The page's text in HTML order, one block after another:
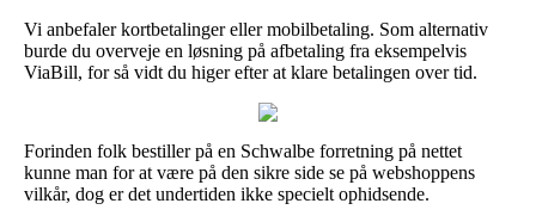
Vi anbefaler kortbetalinger eller mobilbetaling. Som alternativ
burde du overveje en løsning på afbetaling fra eksempelvis
ViaBill, for så vidt du higer efter at klare betalingen over tid.
Forinden folk bestiller på en Schwalbe forretning på nettet
kunne man for at være på den sikre side se på webshoppens
vilkår, dog er det undertiden ikke specielt ophidsende.